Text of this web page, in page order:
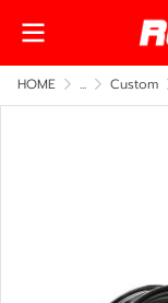
HOME ... Custom